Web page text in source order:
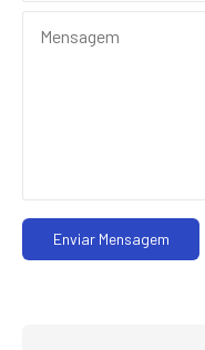
Enviar Mensagem